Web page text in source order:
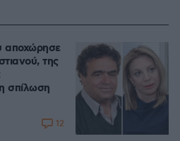
αποχώρησε
της
σπίλωση
12